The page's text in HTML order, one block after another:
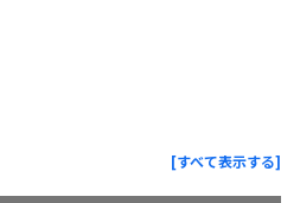
[すべて表示する]